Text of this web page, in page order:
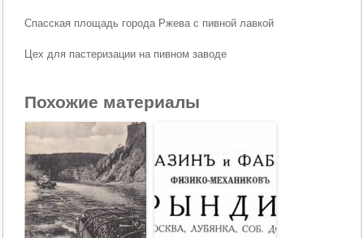
Спасская площадь города Ржева с пивной лавкой
Цех для пастеризации на пивном заводе
Похожие материалы